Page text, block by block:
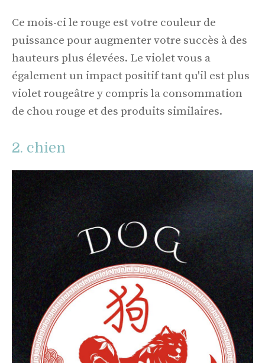
Ce mois-ci le rouge est votre couleur de
puissance pour augmenter votre succès à des
hauteurs plus élevées. Le violet vous a
également un impact positif tant qu'il est plus
violet rougeâtre y compris la consommation
de chou rouge et des produits similaires.
2. chien